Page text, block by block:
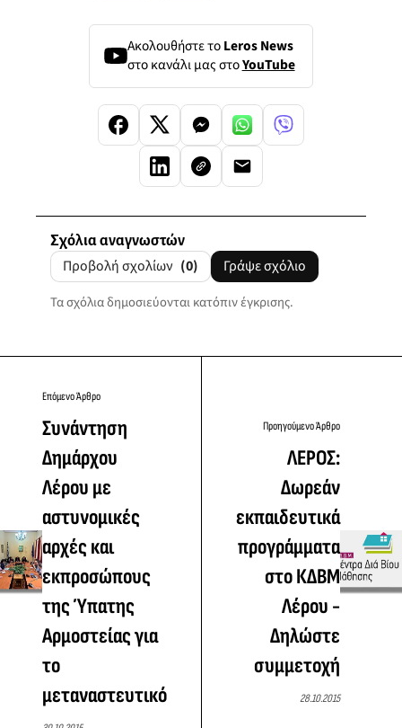
Ακολουθήστε τοLeros News
στο κανάλι μας στοYouTube
Σχόλια αναγνωστών
Προβολή σχολίων (0) Γράψε σχόλιο
Τα σχόλια δημοσιεύονται κατόπιν έγκρισης.
Επόμενο Άρθρο
Συνάντηση
Δημάρχου
Λέρου με
αστυνομικές
αρχές και
εκπροσώπους
της Ύπατης
Αρμοστείας για
το
μεταναστευτικό
Προηγούμενο Άρθρο
ΛΕΡΟΣ:
Δωρεάν
εκπαιδευτικά
προγράμματα
στο ΚΔΒΜ
Λέρου -
Δηλώστε
συμμετοχή
28.10.2015